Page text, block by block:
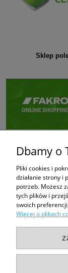
Sklep
Dbamy o
Pliki cookies i
działanie strony i
potrzeb. Możesz
tych plików i
swoich
Więcej o plikach